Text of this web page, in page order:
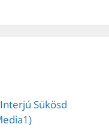
Sükösd